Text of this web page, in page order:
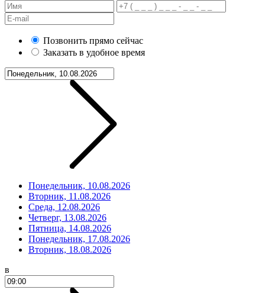
Позвонить прямо сейчас
Заказать в удобное время
Понедельник, 10.08.2026
Вторник, 11.08.2026
Среда, 12.08.2026
Четверг, 13.08.2026
Пятница, 14.08.2026
Понедельник, 17.08.2026
Вторник, 18.08.2026
в